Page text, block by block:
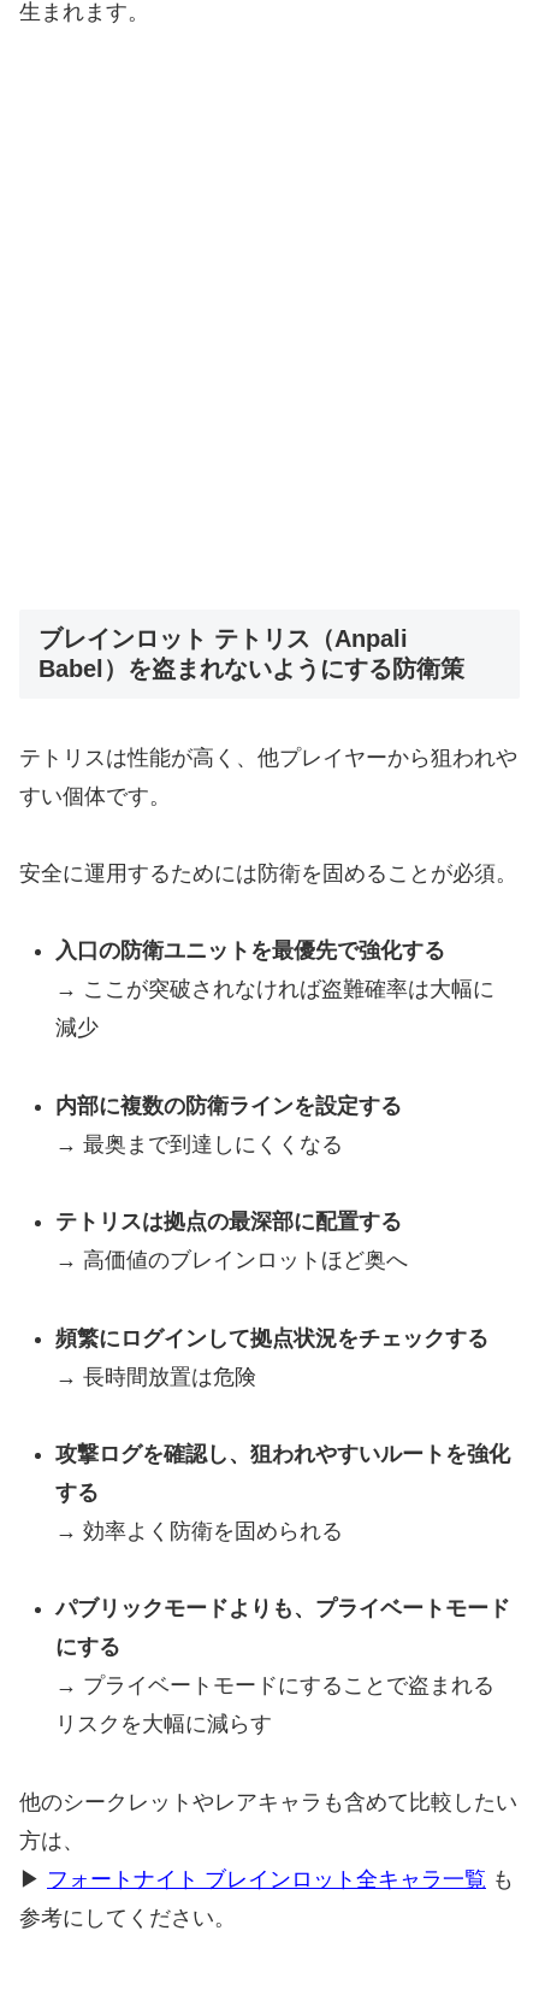
生まれます。
ブレインロット テトリス（Anpali
Babel）を盗まれないようにする防衛策
テトリスは性能が高く、他プレイヤーから狙われや
すい個体です。
安全に運用するためには防衛を固めることが必須。
入口の防衛ユニットを最優先で強化する
→ ここが突破されなければ盗難確率は大幅に
減少
内部に複数の防衛ラインを設定する
→ 最奥まで到達しにくくなる
テトリスは拠点の最深部に配置する
→ 高価値のブレインロットほど奥へ
頻繁にログインして拠点状況をチェックする
→ 長時間放置は危険
攻撃ログを確認し、狙われやすいルートを強化
する
→ 効率よく防衛を固められる
パブリックモードよりも、プライベートモード
にする
→ プライベートモードにすることで盗まれる
リスクを大幅に減らす
他のシークレットやレアキャラも含めて比較したい
方は、
▶ フォートナイト ブレインロット全キャラ一覧 も
参考にしてください。